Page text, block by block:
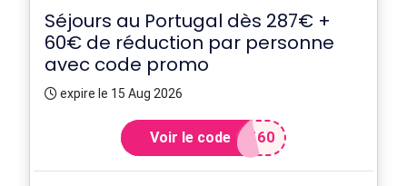
Séjours au Portugal dès 287€ +
60€ de réduction par personne
avec code promo
expire le 15 Aug 2026
Voir le code T60